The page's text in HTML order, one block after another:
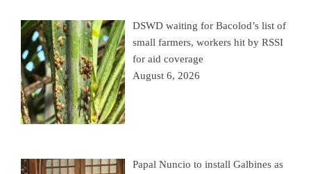
DSWD waiting for Bacolod’s list of
small farmers, workers hit by RSSI
for aid coverage
August 6, 2026
Papal Nuncio to install Galbines as